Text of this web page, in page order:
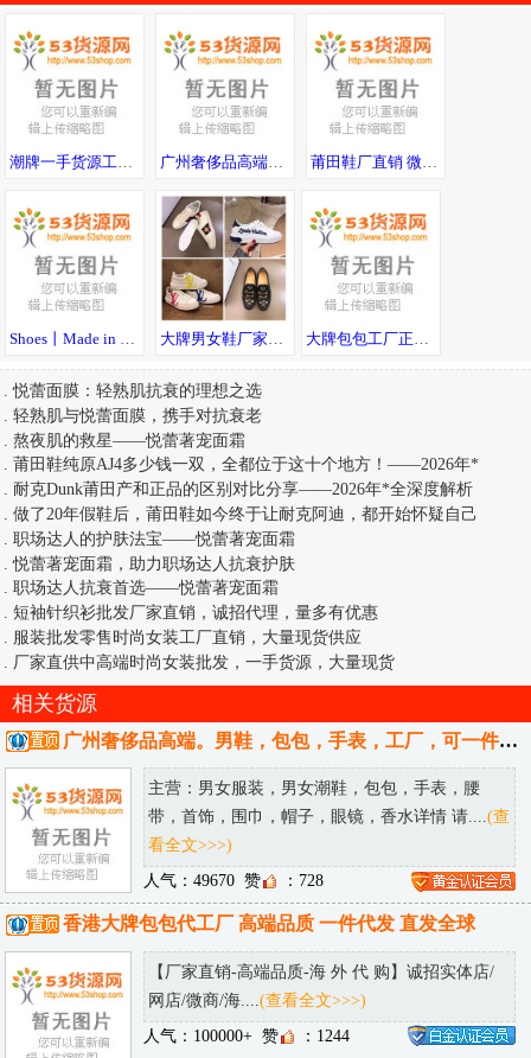
. 悦蕾面膜：轻熟肌抗衰的理想之选
. 轻熟肌与悦蕾面膜，携手对抗衰老
. 熬夜肌的救星——悦蕾著宠面霜
. 莆田鞋纯原AJ4多少钱一双，全都位于这十个地方！——2026年*
. 耐克Dunk莆田产和正品的区别对比分享——2026年*全深度解析
. 做了20年假鞋后，莆田鞋如今终于让耐克阿迪，都开始怀疑自己
.职场达人的护肤法宝——悦蕾著宠面霜
. 悦蕾著宠面霜，助力职场达人抗衰护肤
.职场达人抗衰首选——悦蕾著宠面霜
.短袖针织衫批发厂家直销，诚招代理，量多有优惠
.服装批发零售时尚女装工厂直销，大量现货供应
.厂家直供中高端时尚女装批发，一手货源，大量现货
相关货源
广州奢侈品高端。男鞋，包包，手表，工厂，可一件代发，可发送全国。
主营：男女服装，男女潮鞋，包包，手表，腰
带，首饰，围巾，帽子，眼镜，香水详情 请.... (查
看全文>>>)
人气：49670 赞
香港大牌包包代工厂 高端品质 一件代发 直发全球
【厂家直销-高端品质-海 外 代 购】诚招实体店/
网店/微商/海....(查看全文>>>)
人气：100000+ 赞 ：1244